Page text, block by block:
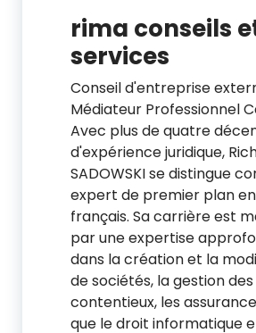
rima conseils
services
Conseil d'entreprise
Médiateur Professionnel
Avec plus de quatre
d'expérience juridique,
SADOWSKI se distingue
expert de premier plan
français. Sa carrière est
par une expertise
dans la création et la
de sociétés, la gestion des
contentieux, les
que le droit informatique